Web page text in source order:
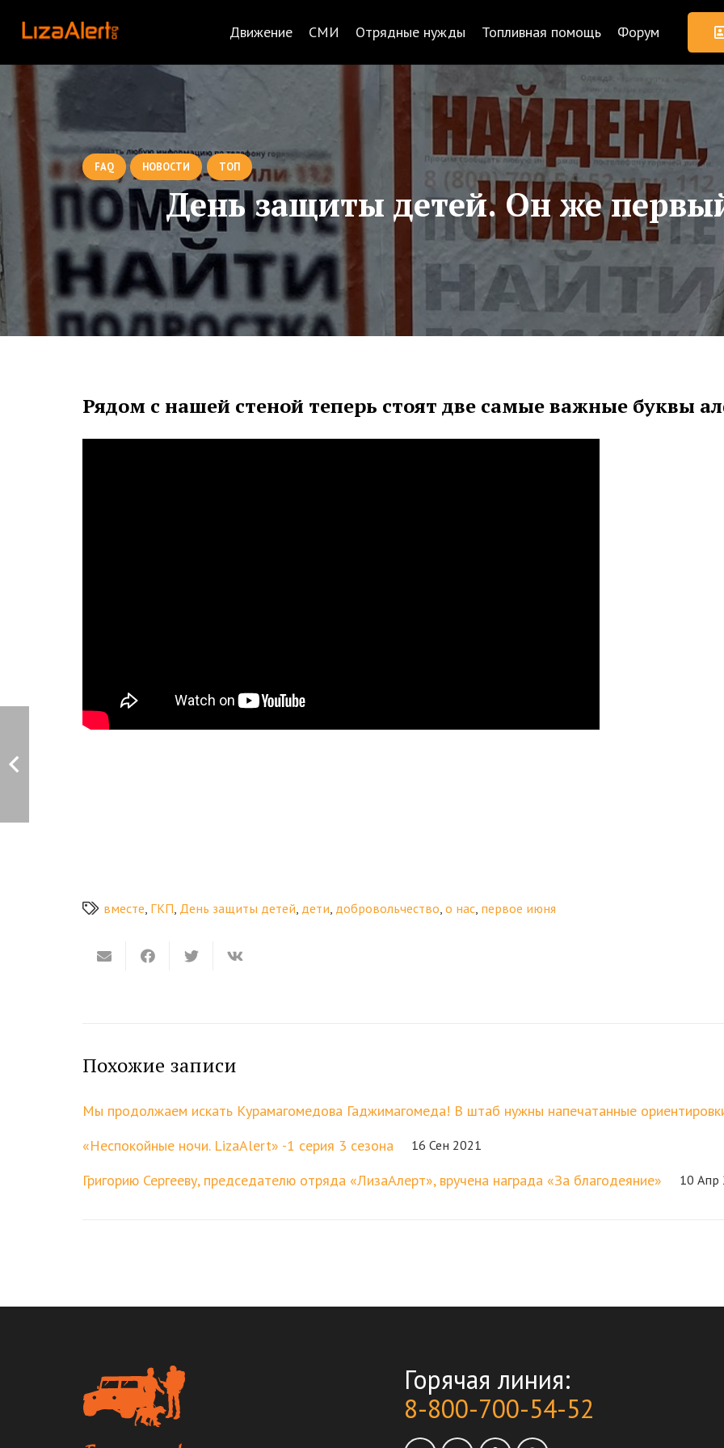
Движение СМИ Отрядные нужды Топливная помощь Форум
FAQ НОВОСТИ ТОП
День защиты детей. Он же
Рядом с нашей стеной теперь стоят две самые важные буквы
вместе ГКП День защиты детей дети добровольчество ,о нас первое июня
Похожие записи
Мы продолжаем искать Курамагомедова Гаджимагомеда! В штаб нужны напечатанные
«Неспокойные ночи. LizaAlert» -1 серия 3 сезона 16 Сен 2021
Григорию Сергееву, председателю отряда «ЛизаАлерт», вручена награда «За благодеяние» 10 Апр
Горячая линия:
8-800-700-54-52